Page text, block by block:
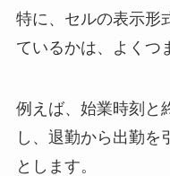
特に、セルの表示形
ているかは、よくつ
例えば、始業時刻と
し、退勤から出勤を
とします。